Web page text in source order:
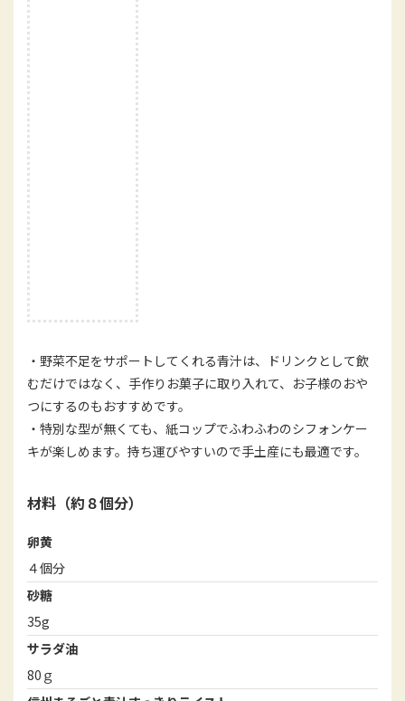
・野菜不足をサポートしてくれる青汁は、ドリンクとして飲
むだけではなく、手作りお菓子に取り入れて、お子様のおや
つにするのもおすすめです。
・特別な型が無くても、紙コップでふわふわのシフォンケー
キが楽しめます。持ち運びやすいので手土産にも最適です。
材料（約８個分）
卵黄
４個分
砂糖
35g
サラダ油
80ｇ